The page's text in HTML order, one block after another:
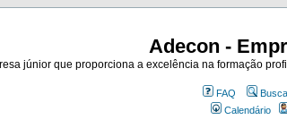
Adecon -
júnior que proporciona a excelência na formação
FAQ Busca
Calendário